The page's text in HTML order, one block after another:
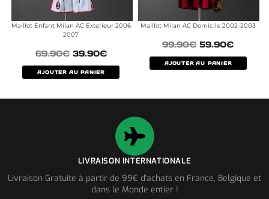
Maillot Enfant Milan AC Exterieur 2006
2007
69.90€ 39.90€
AJOUTER AU PANIER
Maillot Milan AC Domicile 2002-2003
99.90€ 59.90€
AJOUTER AU PANIER
LIVRAISON INTERNATIONALE
Livraison Gratuite à partir de 99€ d'achats en France, Belgique et
dans le Monde entier !